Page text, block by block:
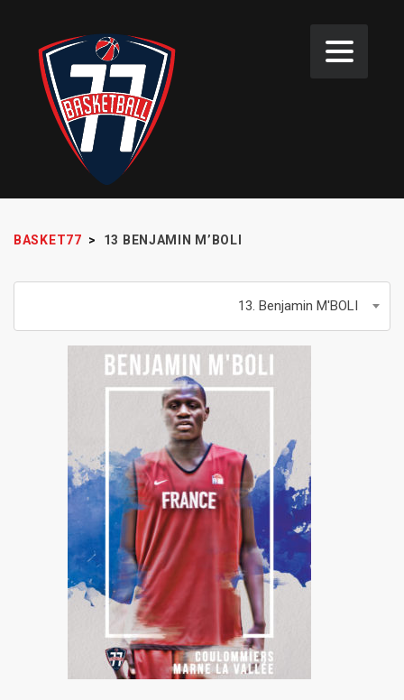
BASKET77 > 13 BENJAMIN M’BOLI
13. Benjamin M'BOLI